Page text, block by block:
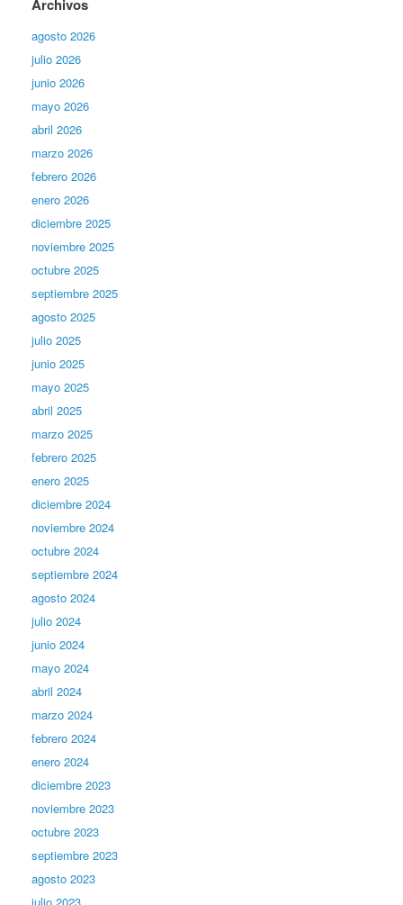
Archivos
agosto 2026
julio 2026
junio 2026
mayo 2026
abril 2026
marzo 2026
febrero 2026
enero 2026
diciembre 2025
noviembre 2025
octubre 2025
septiembre 2025
agosto 2025
julio 2025
junio 2025
mayo 2025
abril 2025
marzo 2025
febrero 2025
enero 2025
diciembre 2024
noviembre 2024
octubre 2024
septiembre 2024
agosto 2024
julio 2024
junio 2024
mayo 2024
abril 2024
marzo 2024
febrero 2024
enero 2024
diciembre 2023
noviembre 2023
octubre 2023
septiembre 2023
agosto 2023